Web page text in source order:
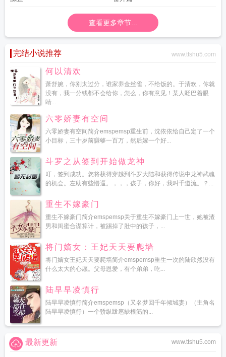
查看更多章节...
完结小说推荐 www.ttshu5.com
何以清欢
萧舒婉，你别太过分，谁家养金丝雀，不给饭的。于清欢，你就
没有，我一分钱都不会给你，怎么，你有意见！某人眨巴着眼
睛...
六零娇妻有空间
六零娇妻有空间简介emspemsp重生前，沈依依给自己定了一个
小目标，三十岁前赚够一百万，然后嫁一个好...
斗罗之从签到开始做龙神
叮，签到成功。您将获得穿越到斗罗大陆和获得传说中龙神武魂
的机会。左助有些懵逼。，，，孩子，你好，我叫千道流。？...
重生不嫁豪门
重生不嫁豪门简介emspemsp关于重生不嫁豪门上一世，她被渣
男和闺蜜合谋算计，被踢掉了肚中的孩子，...
将门嫡女：王妃天天要爬墙
将门嫡女王妃天天要爬墙简介emspemsp重生一次的陆欣然没有
什么太大的心愿。父母恩爱，有个弟弟，吃...
陆早早凌慎行
陆早早凌慎行简介emspemsp（又名梦回千年倾城妻）（主角名
陆早早凌慎行）一个骄纵跋扈缺根筋的...
www.ttshu5.com
最新更新